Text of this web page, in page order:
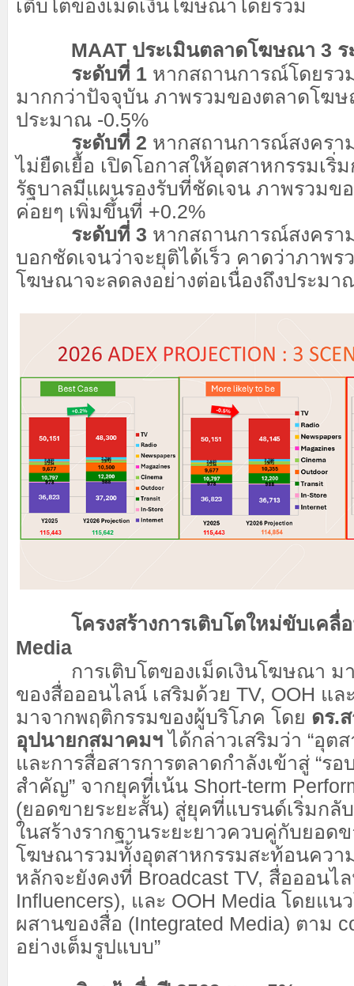
เติบโตของเม็ดเงินโฆษณาโดยรวม
MAAT ประเมินตลาดโฆษณา 3 ร
ระดับที่ 1 หากสถานการณ์โดยรว
มากกว่าปัจจุบัน ภาพรวมของตลาดโฆษ
ประมาณ -0.5%
ระดับที่ 2 หากสถานการณ์สงครา
ไม่ยืดเยื้อ เปิดโอกาสให้อุตสาหกรรมเริ่
รัฐบาลมีแผนรองรับที่ชัดเจน ภาพรวมข
ค่อยๆ เพิ่มขึ้นที่ +0.2%
ระดับที่ 3 หากสถานการณ์สงคร
บอกชัดเจนว่าจะยุติได้เร็ว คาดว่าภาพร
โฆษณาจะลดลงอย่างต่อเนื่องถึงประมา
โครงสร้างการเติบโตใหม่ขับเคลื่อ
Media
การเติบโตของเม็ดเงินโฆษณา มา
ของสื่อออนไลน์ เสริมด้วย TV, OOH แล
มาจากพฤติกรรมของผู้บริโภค โดย ดร.
อุปนายกสมาคมฯ ได้กล่าวเสริมว่า “อุ
และการสื่อสารการตลาดกำลังเข้าสู่ “ร
สำคัญ” จากยุคที่เน้น Short-term
(ยอดขายระยะสั้น) สู่ยุคที่แบรนด์เริ่มก
ในสร้างรากฐานระยะยาวควบคู่กับยอดข
โฆษณารวมทั้งอุตสาหกรรมสะท้อนควา
หลักจะยังคงที่ Broadcast TV, สื่อออนไ
Influencers), และ OOH Media โดยแ
ผสานของสื่อ (Integrated Media) ตาม
อย่างเต็มรูปแบบ”